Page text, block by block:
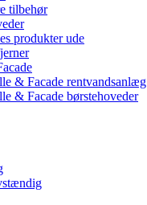
tilbehør
produkter ude
& Facade rentvandsanlæg
& Facade børstehoveder